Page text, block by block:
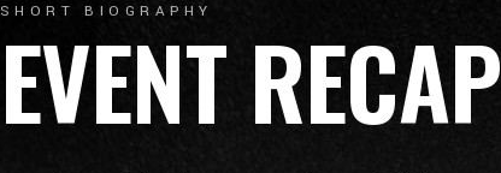
SHORT BIOGRAPHY
EVENT RECAP